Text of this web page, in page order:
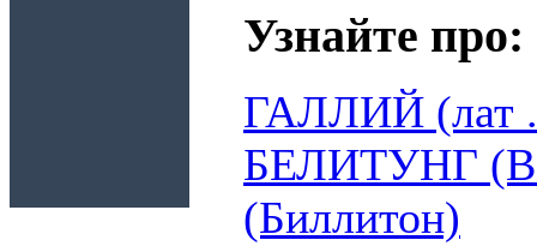
Узнайте про:
ГАЛЛИЙ (лат
БЕЛИТУНГ
(Биллитон)